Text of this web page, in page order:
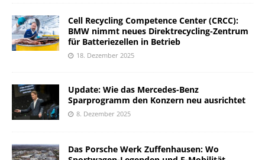
Cell Recycling Competence Center (CRCC):
BMW nimmt neues Direktrecycling-Zentrum
für Batteriezellen in Betrieb
18. Dezember 2025
Update: Wie das Mercedes-Benz
Sparprogramm den Konzern neu ausrichtet
8. Dezember 2025
Das Porsche Werk Zuffenhausen: Wo